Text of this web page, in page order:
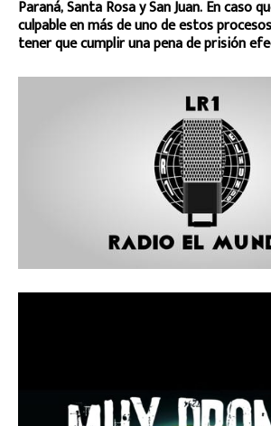
Paraná, Santa Rosa y San Juan. En caso
culpable en más de uno de estos
tener que cumplir una pena de prisión